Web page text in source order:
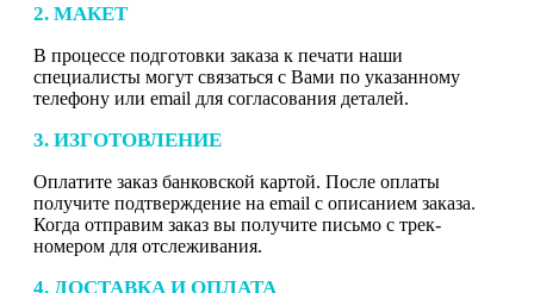
2. МАКЕТ
В процессе подготовки заказа к печати наши
специалисты могут связаться с Вами по указанному
телефону или email для согласования деталей.
3. ИЗГОТОВЛЕНИЕ
Оплатите заказ банковской картой. После оплаты
получите подтверждение на email с описанием заказа.
Когда отправим заказ вы получите письмо с трек-
номером для отслеживания.
4. ДОСТАВКА И ОПЛАТА